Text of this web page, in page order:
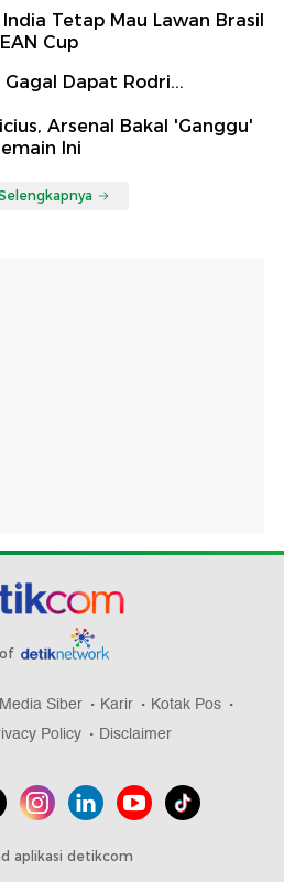
Tetap Mau Lawan Brasil
Cup
Dapat Rodri...
Arsenal Bakal 'Ganggu'
Ini
Siber Karir
Kotak Pos
Policy Disclaimer
aplikasi detikcom